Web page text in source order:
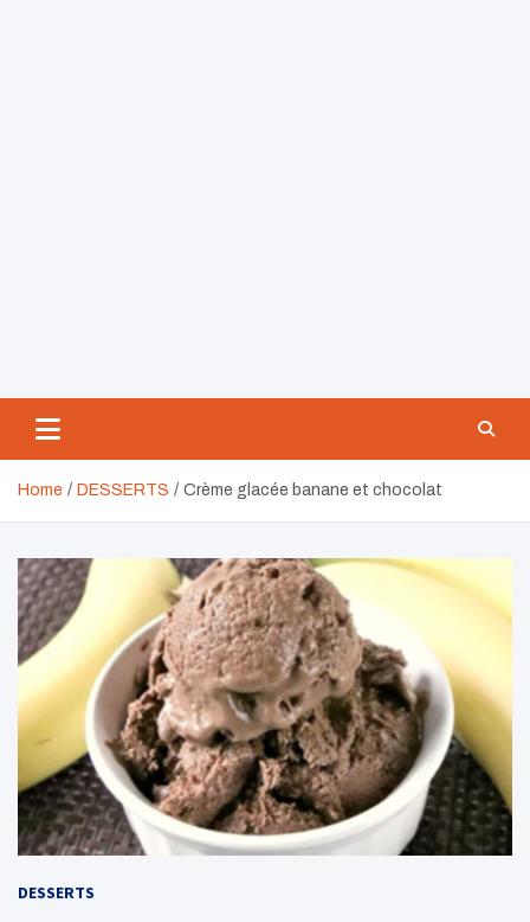
Home DESSERTS Crème glacée banane et chocolat
DESSERTS